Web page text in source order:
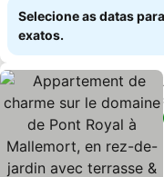
Selecione as datas
exatos.